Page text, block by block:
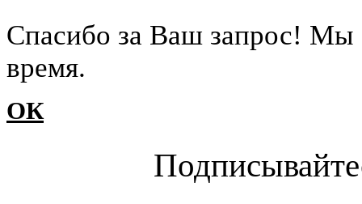
Cпасибо за Ваш запрос!
время.
ОК